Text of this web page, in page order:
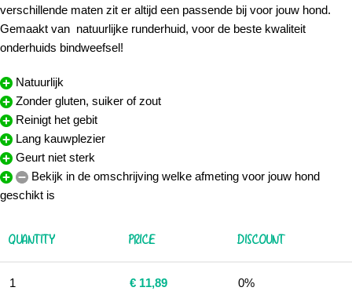
verschillende maten zit er altijd een passende bij voor jouw hond.
Gemaakt van natuurlijke runderhuid, voor de beste kwaliteit
onderhuids bindweefsel!
Natuurlijk
Zonder gluten, suiker of zout
Reinigt het gebit
Lang kauwplezier
Geurt niet sterk
Bekijk in de omschrijving welke afmeting voor jouw hond
geschikt is
QUANTITY PRICE DISCOUNT
1 € 11,89 0%